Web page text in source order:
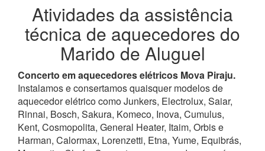
Atividades da assistência
técnica de aquecedores do
Marido de Aluguel
Concerto em aquecedores elétricos Mova Piraju.
Instalamos e consertamos quaisquer modelos de
aquecedor elétrico como Junkers, Electrolux, Saiar,
Rinnai, Bosch, Sakura, Komeco, Inova, Cumulus,
Kent, Cosmopolita, General Heater, Itaim, Orbis e
Harman, Calormax, Lorenzetti, Etna, Yume, Equibrás,